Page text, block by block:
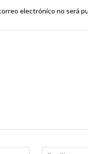
electrónico no será